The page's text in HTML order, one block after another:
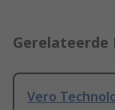
Gerelateerde
Vero